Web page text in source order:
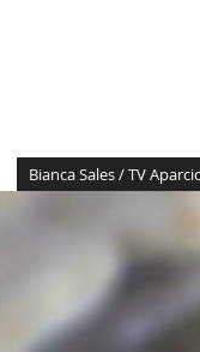
Bianca Sales / TV